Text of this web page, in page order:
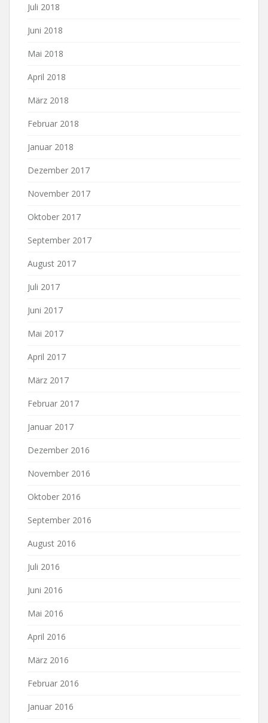
Juli 2018
Juni 2018
Mai 2018
April 2018
März 2018
Februar 2018
Januar 2018
Dezember 2017
November 2017
Oktober 2017
September 2017
August 2017
Juli 2017
Juni 2017
Mai 2017
April 2017
März 2017
Februar 2017
Januar 2017
Dezember 2016
November 2016
Oktober 2016
September 2016
August 2016
Juli 2016
Juni 2016
Mai 2016
April 2016
März 2016
Februar 2016
Januar 2016